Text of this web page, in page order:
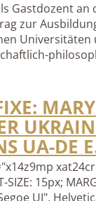
Gastdozent
zur
UA-DE
SIZE: 15px;
UI",